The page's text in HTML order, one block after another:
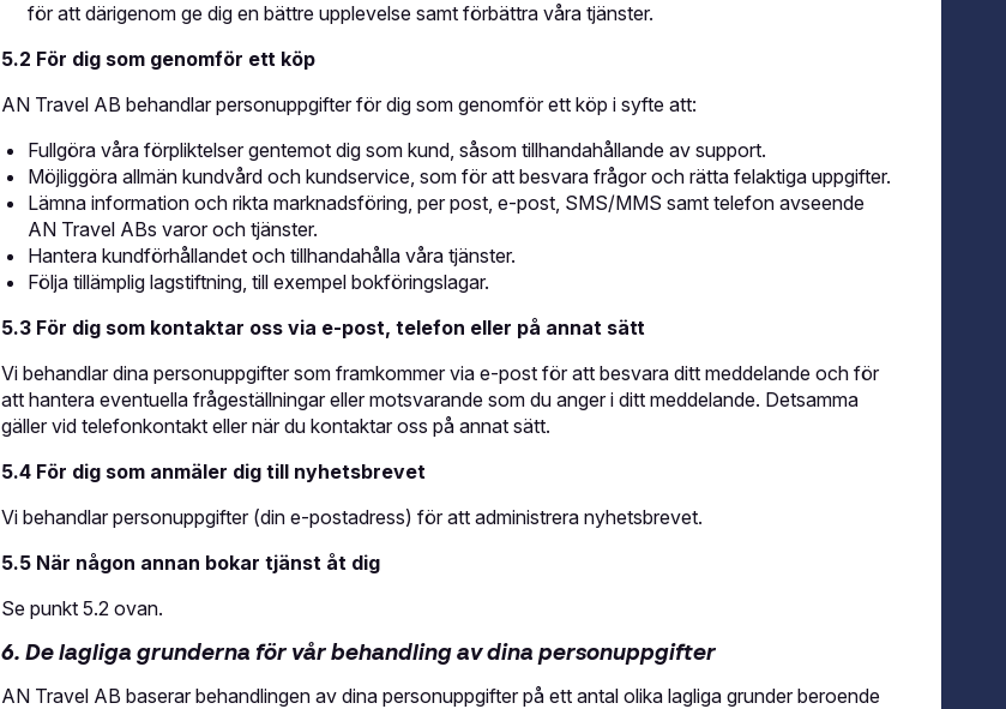
för att därigenom ge dig en bättre upplevelse samt förbättra våra tjänster.
5.2 För dig som genomför ett köp
AN Travel AB behandlar personuppgifter för dig som genomför ett köp i syfte att:
Fullgöra våra förpliktelser gentemot dig som kund, såsom tillhandahållande av support.
Möjliggöra allmän kundvård och kundservice, som för att besvara frågor och rätta felaktiga uppgifter.
Lämna information och rikta marknadsföring, per post, e-post, SMS/MMS samt telefon avseende
AN Travel ABs varor och tjänster.
Hantera kundförhållandet och tillhandahålla våra tjänster.
Följa tillämplig lagstiftning, till exempel bokföringslagar.
5.3 För dig som kontaktar oss via e-post, telefon eller på annat sätt
Vi behandlar dina personuppgifter som framkommer via e-post för att besvara ditt meddelande och för
att hantera eventuella frågeställningar eller motsvarande som du anger i ditt meddelande. Detsamma
gäller vid telefonkontakt eller när du kontaktar oss på annat sätt.
5.4 För dig som anmäler dig till nyhetsbrevet
Vi behandlar personuppgifter (din e-postadress) för att administrera nyhetsbrevet.
5.5 När någon annan bokar tjänst åt dig
Se punkt 5.2 ovan.
6. De lagliga grunderna för vår behandling av dina personuppgifter
AN Travel AB baserar behandlingen av dina personuppgifter på ett antal olika lagliga grunder beroende